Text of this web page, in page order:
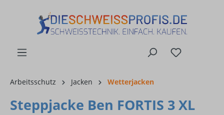
Arbeitsschutz Jacken Wetterjacken
Steppjacke Ben FORTIS 3 XL